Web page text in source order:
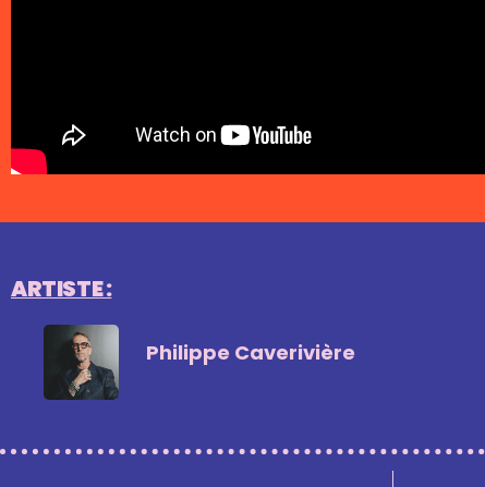
ARTISTE :
Philippe Caverivière